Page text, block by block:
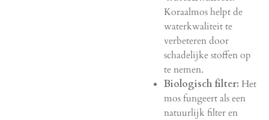
Koraalmos helpt de
waterkwaliteit te
verbeteren door
schadelijke stoffen op
te nemen.
Biologisch filter: Het
mos fungeert als een
natuurlijk filter en